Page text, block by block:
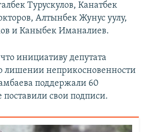
Турускулов, Канатбек
Алтынбек Жунус уулу,
и Каныбек Иманалиев.
инициативу депутата
лишении неприкосновенности
поддержали 60
поставили свои подписи.